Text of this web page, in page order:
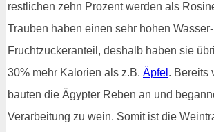
restlichen zehn Prozent werden als
Trauben haben einen sehr hohen
Fruchtzuckeranteil, deshalb haben sie
30% mehr Kalorien als z.B. Äpfel . Bereits
bauten die Ägypter Reben an und
Verarbeitung zu wein. Somit ist die